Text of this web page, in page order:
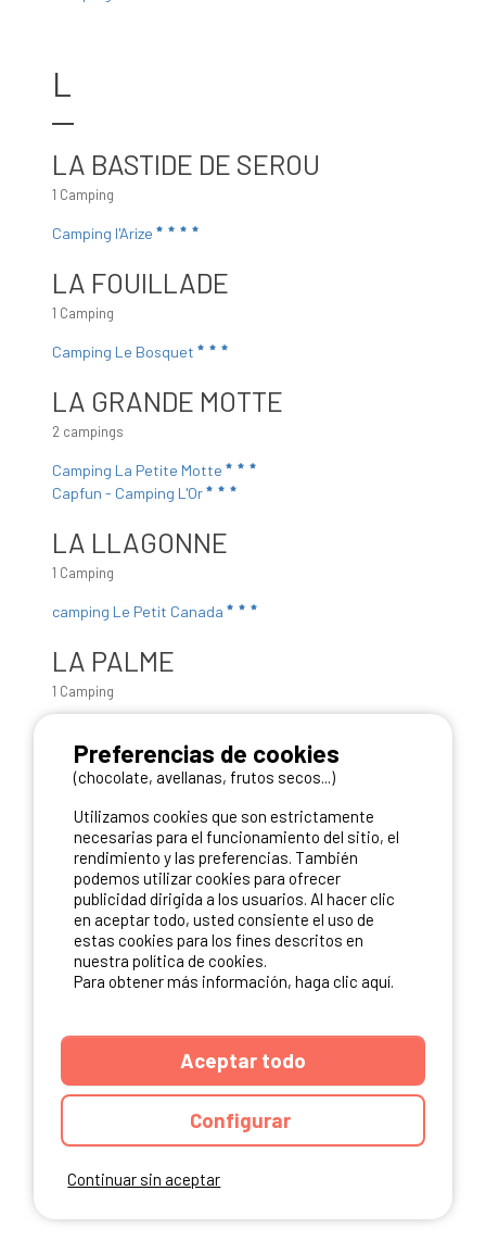
L
LA BASTIDE DE SEROU
1 Camping
Camping l'Arize
LA FOUILLADE
1 Camping
Camping Le Bosquet
LA GRANDE MOTTE
2 campings
Camping La Petite Motte
Capfun - Camping L'Or
LA LLAGONNE
1 Camping
camping Le Petit Canada
LA PALME
1 Camping
LA ROMIEU
1 Camping
Le Camp de Florence
LA SALVETAT SUR AGOUT
1 Camping
Camping Goudal
1 Camping
Camping LA RIVIERE
LAGUEPIE
Continuar sin aceptar
Preferencias de cookies
(chocolate, avellanas, frutos secos...)
Utilizamos cookies que son estrictamente
necesarias para el funcionamiento del sitio, el
rendimiento y las preferencias. También
podemos utilizar cookies para ofrecer
publicidad dirigida a los usuarios. Al hacer clic
en aceptar todo, usted consiente el uso de
estas cookies para los fines descritos en
nuestra política de cookies.
Para obtener más información, haga clic aquí.
Aceptar todo
Configurar